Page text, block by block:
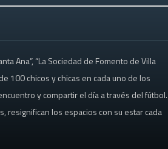
Ana”, “La Sociedad de Fomento de Villa
100 chicos y chicas en cada uno de los
y compartir el día a través del fútbol.
resignifican los espacios con su estar cada